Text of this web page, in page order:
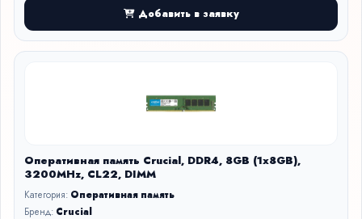
Добавить в заявку
Оперативная память Crucial, DDR4, 8GB (1x8GB),
3200MHz, CL22, DIMM
Категория: Оперативная память
Бренд: Crucial